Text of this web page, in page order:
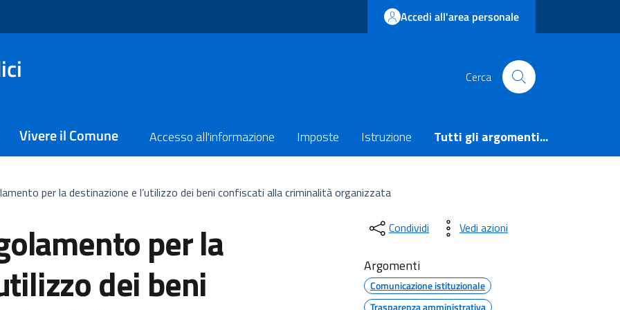
Accedi all'area personale
Cerca
Vivere il Comune Accesso all'informazione Imposte Istruzione Tutti gli argomenti...
per la destinazione e l’utilizzo dei beni confiscati alla criminalità organizzata
per la
dei beni
Condividi Vedi azioni
Argomenti
Comunicazione istituzionale
Trasparenza amministrativa